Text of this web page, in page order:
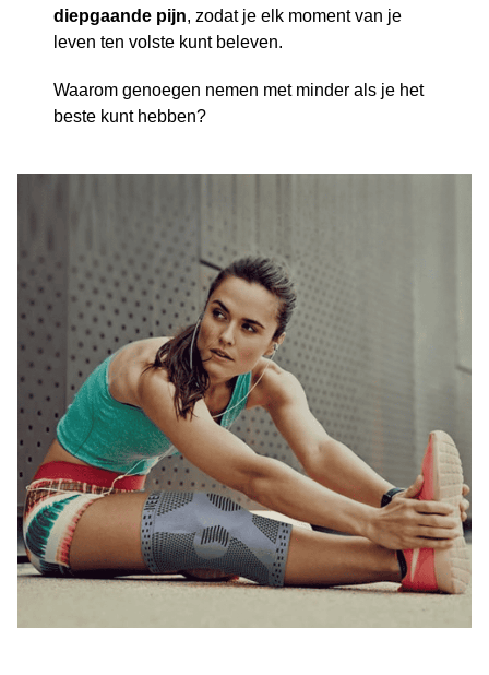
diepgaande pijn, zodat je elk moment van je
leven ten volste kunt beleven.
Waarom genoegen nemen met minder als je het
beste kunt hebben?